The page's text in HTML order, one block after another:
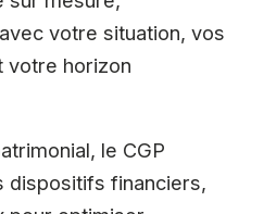
votre situation, vos
votre horizon
le CGP
dispositifs financiers,